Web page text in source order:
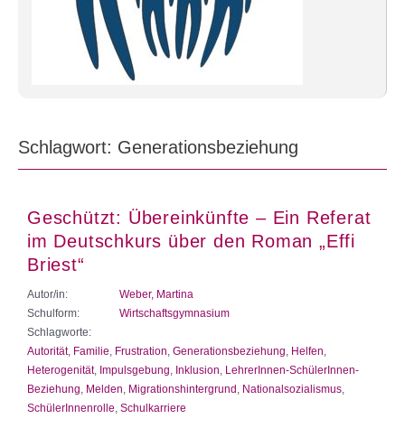
Schlagwort: Generationsbeziehung
Geschützt: Übereinkünfte – Ein Referat
im Deutschkurs über den Roman „Effi
Briest“
Autor/in:
Weber, Martina
Schulform:
Wirtschaftsgymnasium
Schlagworte:
Autorität, Familie Frustration Generationsbeziehung Helfen
Heterogenität, Impulsgebung Inklusion LehrerInnen-SchülerInnen-
Beziehung Melden Migrationshintergrund Nationalsozialismus
SchülerInnenrolle Schulkarriere